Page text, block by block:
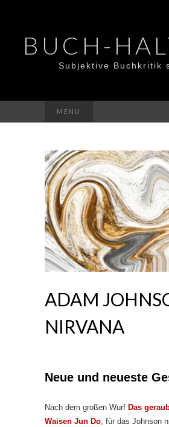
BUCH-
Subjektive Buchkritik
MENU
ADAM
NIRVANA
Neue und neueste
Nach dem großen Wurf Das
Waisen Jun Do , für das Johnson